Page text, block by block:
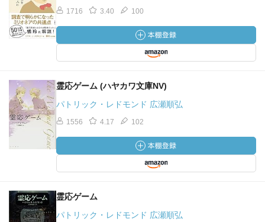
1716 3.40 100
霊応ゲーム (ハヤカワ文庫NV)
パトリック・レドモンド 広瀬順弘
1556 4.17 102
霊応ゲーム
パトリック・レドモンド 広瀬順弘